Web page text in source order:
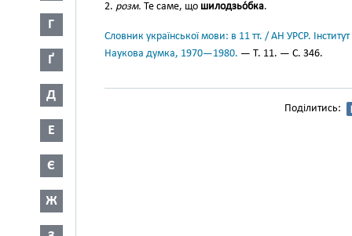
Г
Ґ
Д
Е
Є
Ж
2. розм. Те саме, що шилодзьо́бка.
Словник української мови: в 11 тт. / АН УРСР.
Наукова думка, 1970—1980. — Т. 11. — С. 346.
Поділитись: